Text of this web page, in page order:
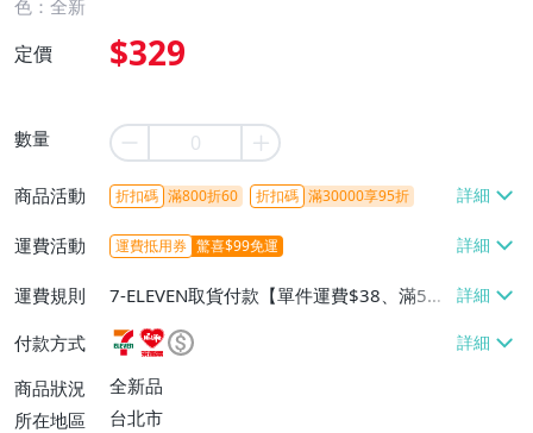
色：全新
定價 $329
數量
商品活動 折扣碼 滿800折60 折扣碼 滿30000享95折
運費活動 運費抵用券 驚喜$99免運
運費規則
7-ELEVEN取貨付款【單件運費$38、滿5件
或消費滿$1298免運費】、7-ELEVEN取貨
不付款【免運費】、萊爾富取貨付款【單件
運費$60、滿5件或消費滿$1298免運
費】、宅配/貨運【單件運費$120、滿5件
付款方式
商品狀況
全新品
所在地區
台北市